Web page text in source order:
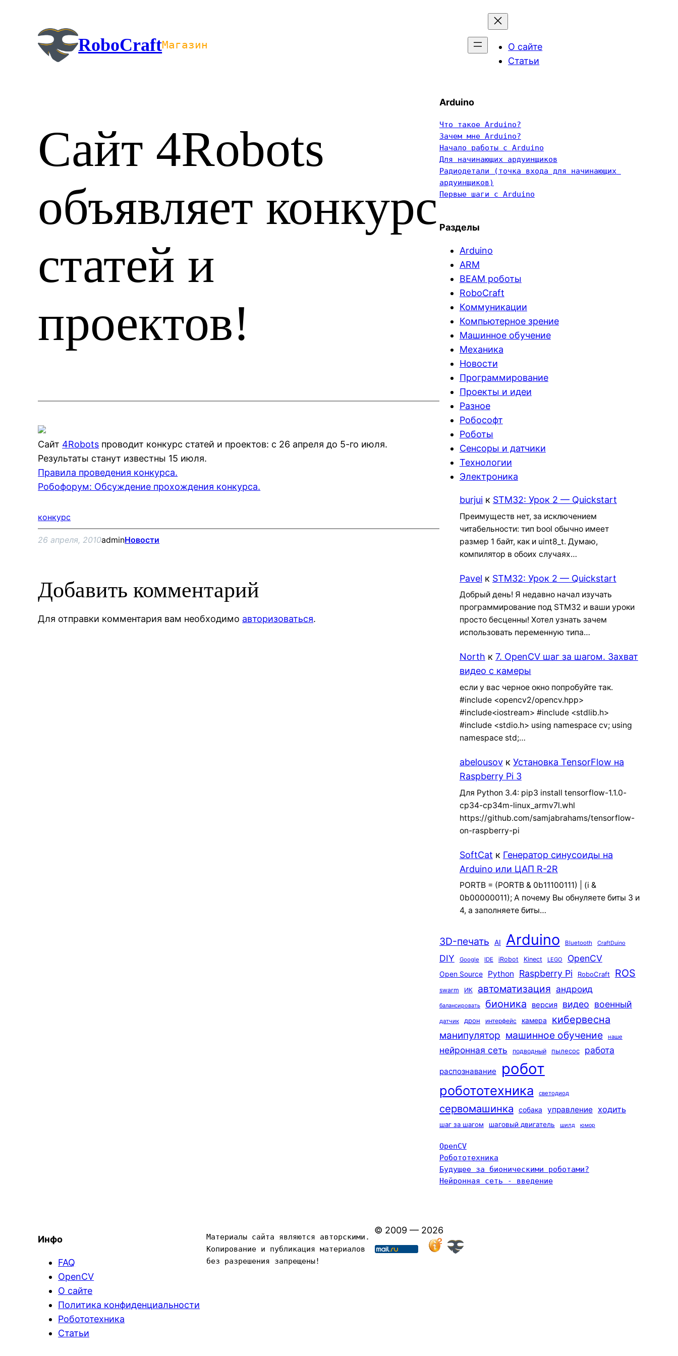
содержимому
RoboCraftМагазин
О сайте
Статьи
Сайт 4Robots
объявляет конкурс
статей и
проектов!
Сайт 4Robots проводит конкурс статей и проектов: с 26 апреля до 5-го июля.
Результаты станут известны 15 июля.
Правила проведения конкурса.
Робофорум: Обсуждение прохождения конкурса.
конкурс
26 апреля, 2010adminНовости
Добавить комментарий
Для отправки комментария вам необходимо авторизоваться.
Arduino
Что такое Arduino?
Зачем мне Arduino?
Начало работы с Arduino
Для начинающих ардуинщиков
Радиодетали (точка входа для начинающих
ардуинщиков)
Первые шаги с Arduino
Разделы
Arduino
ARM
BEAM роботы
RoboCraft
Коммуникации
Компьютерное зрение
Машинное обучение
Механика
Новости
Программирование
Проекты и идеи
Разное
Робософт
Роботы
Сенсоры и датчики
Технологии
Электроника
burjuiк STM32: Урок 2 — Quickstart
Преимуществ нет, за исключением
читабельности: тип bool обычно имеет
размер 1 байт, как и uint8_t. Думаю,
компилятор в обоих случаях…
Pavel к STM32: Урок 2 — Quickstart
Добрый день! Я недавно начал изучать
программирование под STM32 и ваши уроки
просто бесценны! Хотел узнать зачем
использовать переменную типа…
North к 7. OpenCV шаг за шагом. Захват
видео с камеры
если у вас черное окно попробуйте так.
#include <opencv2/opencv.hpp>
#include<iostream> #include <stdlib.h>
#include <stdio.h> using namespace cv; using
namespace std;…
abelousovк Установка TensorFlow на
Raspberry Pi 3
Для Python 3.4: pip3 install tensorflow-1.1.0-
cp34-cp34m-linux_armv7l.whl
https://github.com/samjabrahams/tensorflow-
on-raspberry-pi
SoftCat к Генератор синусоиды на
Arduino или ЦАП R-2R
PORTB = (PORTB & 0b11100111) | (i &
0b00000011); А почему Вы обнуляете биты 3 и
4, а заполняете биты…
3D-печать AI Arduino Bluetooth CraftDuino
DIY Google IDE iRobot Kinect LEGO OpenCV
Open Source Python Raspberry Pi RoboCraft ROS
swarm ИК автоматизация андроид
балансировать бионика версия видео военный
датчик дрон интерфейс камера кибервесна
манипулятор машинное обучение наше
нейронная сеть подводный пылесос работа
распознавание робот
робототехника светодиод
сервомашинка собака управление ходить
шаг за шагом шаговый двигатель шилд юмор
OpenCV
Робототехника
Будущее за бионическими роботами?
Нейронная сеть - введение
Инфо
FAQ
OpenCV
О сайте
Политика конфиденциальности
Робототехника
Статьи
Материалы сайта являются авторскими.
Копирование и публикация материалов
без разрешения запрещены!
© 2009 — 2026